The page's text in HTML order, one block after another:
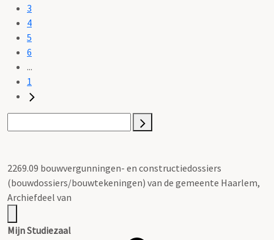
3
4
5
6
...
1
2269.09 bouwvergunningen- en constructiedossiers
(bouwdossiers/bouwtekeningen) van de gemeente Haarlem,
Archiefdeel van
Mijn Studiezaal